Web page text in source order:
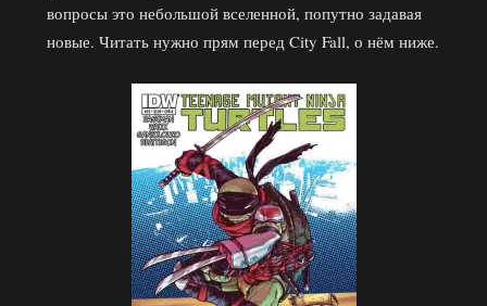
вопросы это небольшой вселенной, попутно задавая
новые. Читать нужно прям перед City Fall, о нём ниже.